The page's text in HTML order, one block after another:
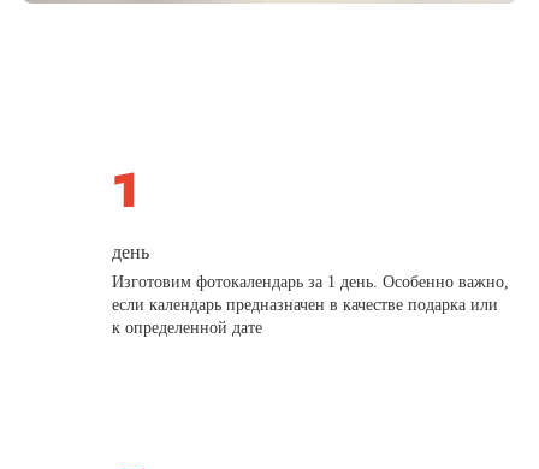
день
Изготовим фотокалендарь за 1 день. Особенно важно,
если календарь предназначен в качестве подарка или
к определенной дате